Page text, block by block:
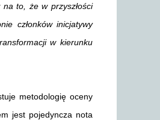
to, że w przyszłości
członków inicjatywy
w kierunku
metodologię oceny
jest pojedyncza nota